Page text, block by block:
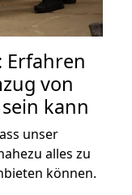
Erfahren
von
kann
unser
alles zu
können.